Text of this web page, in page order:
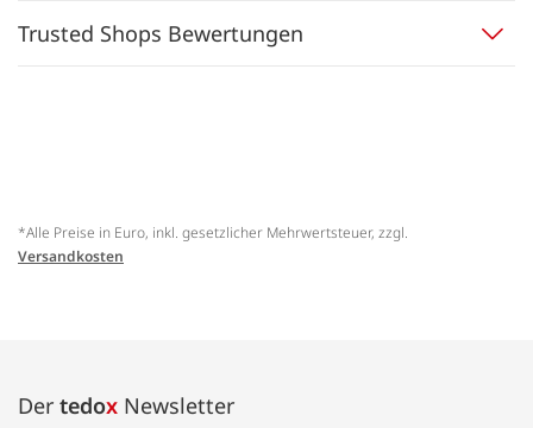
Trusted Shops Bewertungen
*Alle Preise in Euro, inkl. gesetzlicher Mehrwertsteuer, zzgl.
Versandkosten
Der tedox Newsletter